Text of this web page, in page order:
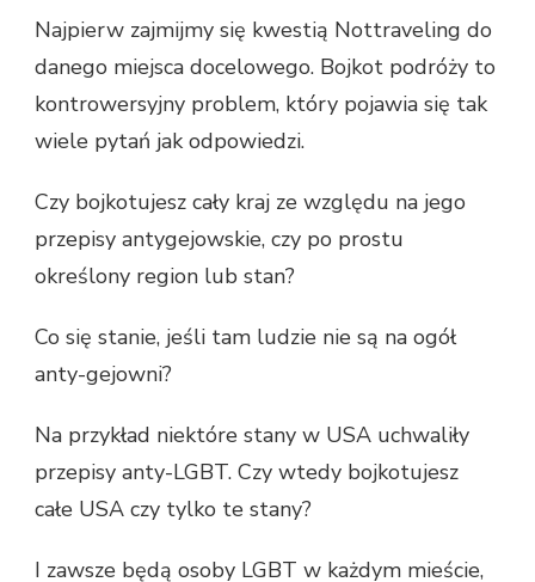
Najpierw zajmijmy się kwestią Nottraveling do
danego miejsca docelowego. Bojkot podróży to
kontrowersyjny problem, który pojawia się tak
wiele pytań jak odpowiedzi.
Czy bojkotujesz cały kraj ze względu na jego
przepisy antygejowskie, czy po prostu
określony region lub stan?
Co się stanie, jeśli tam ludzie nie są na ogół
anty-gejowni?
Na przykład niektóre stany w USA uchwaliły
przepisy anty-LGBT. Czy wtedy bojkotujesz
całe USA czy tylko te stany?
I zawsze będą osoby LGBT w każdym mieście,